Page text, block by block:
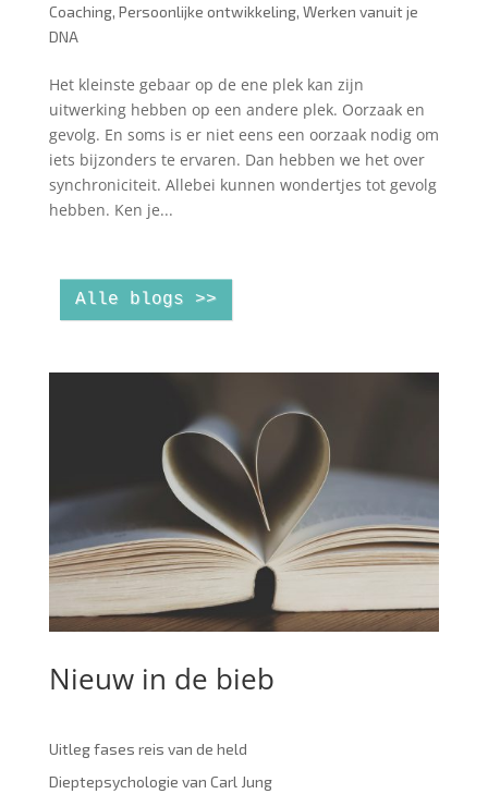
Coaching, Persoonlijke ontwikkeling, Werken vanuit je
DNA
Het kleinste gebaar op de ene plek kan zijn
uitwerking hebben op een andere plek. Oorzaak en
gevolg. En soms is er niet eens een oorzaak nodig om
iets bijzonders te ervaren. Dan hebben we het over
synchroniciteit. Allebei kunnen wondertjes tot gevolg
hebben. Ken je...
Alle blogs >>
Nieuw in de bieb
Uitleg fases reis van de held
Dieptepsychologie van Carl Jung